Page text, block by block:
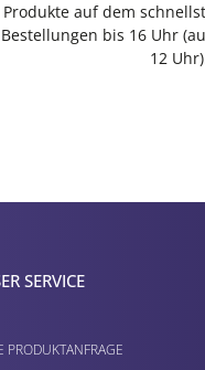
auf dem
bis 16 Uhr
12
SERVICE
PRODUKTANFRAGE